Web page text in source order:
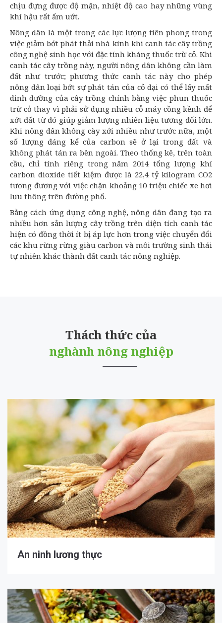
chịu đựng được độ mặn, nhiệt độ cao hay những vùng
khí hậu rất ẩm ướt.
Nông dân là một trong các lực lượng tiên phong trong
việc giảm bớt phát thải nhà kính khi canh tác cây trồng
công nghệ sinh học với đặc tính kháng thuốc trừ cỏ. Khi
canh tác cây trồng này, người nông dân không cần làm
đất như trước; phương thức canh tác này cho phép
nông dân loại bớt sự phát tán của cỏ dại có thể lấy mất
dinh dưỡng của cây trồng chính bằng việc phun thuốc
trừ cỏ thay vì phải sử dụng nhiều cỗ máy cồng kềnh để
xớt đất từ đó giúp giảm lượng nhiên liệu tương đối lớn.
Khi nông dân không cày xới nhiều như trước nữa, một
số lượng đáng kể của carbon sẽ ở lại trong đất và
không phát tán ra bên ngoài. Theo thống kê, trên toàn
cầu, chỉ tính riêng trong năm 2014 tổng lượng khí
carbon dioxide tiết kiệm được là 22,4 tỷ kilogram CO2
tương đương với việc chặn khoảng 10 triệu chiếc xe hơi
lưu thông trên đường phố.
Bằng cách ứng dụng công nghệ, nông dân đang tạo ra
nhiều hơn sản lượng cây trồng trên diện tích canh tác
hiện có đồng thời ít bị áp lực hơn trong việc chuyển đổi
các khu rừng rừng giàu carbon và môi trường sinh thái
tự nhiên khác thành đất canh tác nông nghiệp.
Thách thức của
nghành nông nghiệp
An ninh lương thực